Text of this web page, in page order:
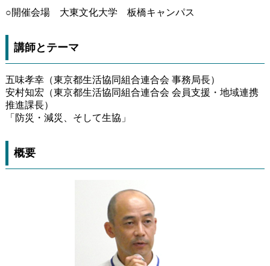
○開催会場 大東文化大学 板橋キャンパス
講師とテーマ
五味孝幸（東京都生活協同組合連合会 事務局長）
安村知宏（東京都生活協同組合連合会 会員支援・地域連携
推進課長）
「防災・減災、そして生協」
概要